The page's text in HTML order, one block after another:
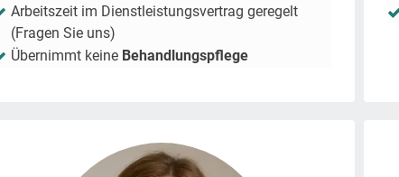
Arbeitszeit im Dienstleistungsvertrag geregelt
(Fragen Sie uns)
Übernimmt keine Behandlungspflege